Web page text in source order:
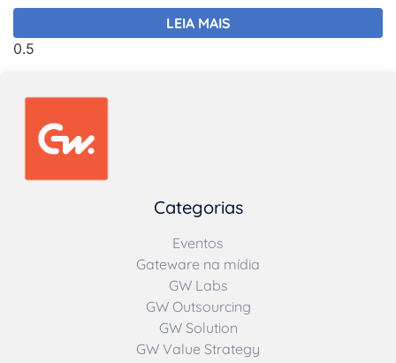
LEIA MAIS
Categorias
Eventos
Gateware na mídia
GW Labs
GW Outsourcing
GW Solution
GW Value Strategy